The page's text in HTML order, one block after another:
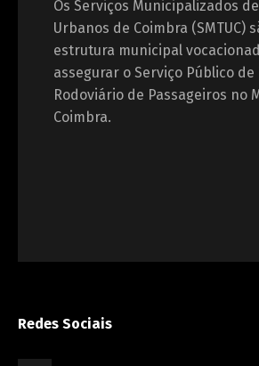
Os Serviços Municipalizados
Urbanos de Coimbra (SMTUC)
estrutura municipal
assegurar o Serviço Público
Rodoviário de Passageiros no
Coimbra.
Redes Sociais